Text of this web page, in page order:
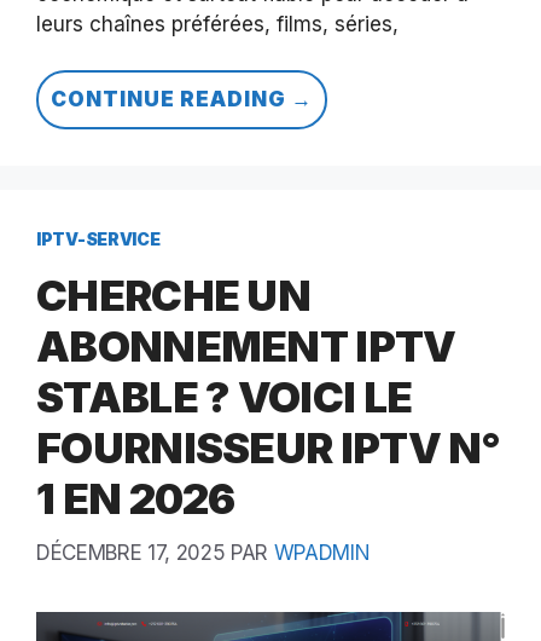
leurs chaînes préférées, films, séries,
CONTINUE READING →
IPTV-SERVICE
CHERCHE UN
ABONNEMENT IPTV
STABLE ? VOICI LE
FOURNISSEUR IPTV N°
1 EN 2026
DÉCEMBRE 17, 2025 PAR WPADMIN